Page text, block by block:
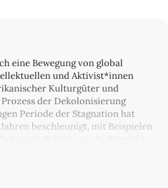
eine Bewegung von global
und Aktivist*innen
Kulturgüter und
der Dekolonisierung
Periode der Stagnation hat
beschleunigt, mit Beispielen
sind weltweit
vorantreiben und